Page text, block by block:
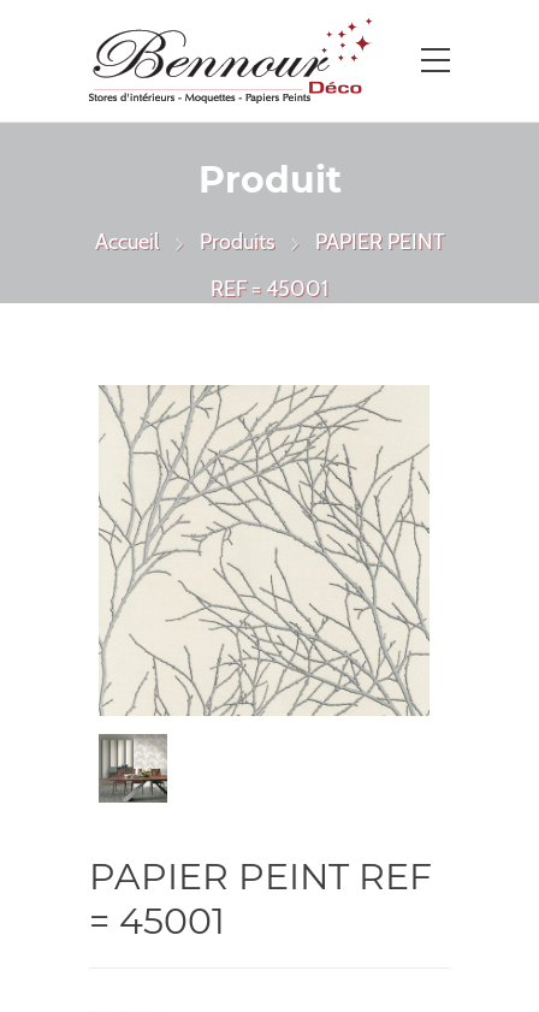
Produit
Accueil Produits
PAPIER PEINT
REF = 45001
PAPIER PEINT REF
= 45001